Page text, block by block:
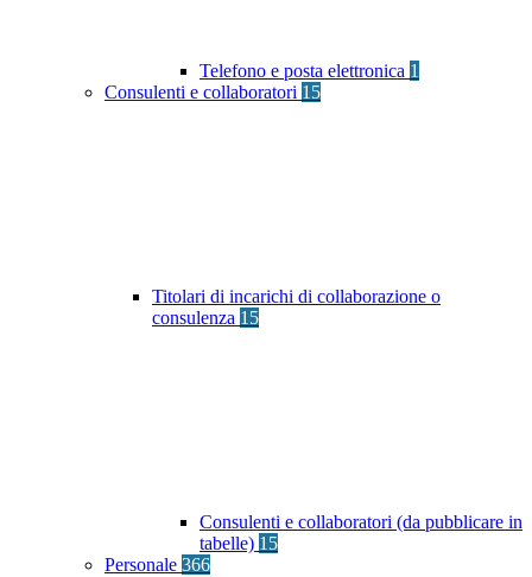
Telefono e posta elettronica 1
Consulenti e collaboratori 15
Titolari di incarichi di collaborazione o
consulenza 15
Consulenti e collaboratori (da pubblicare in
tabelle) 15
Personale 366